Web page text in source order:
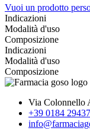
Vuoi un prodotto
Indicazioni
Modalità d'uso
Composizione
Indicazioni
Modalità d'uso
Composizione
Via Colonnello
+39 0184